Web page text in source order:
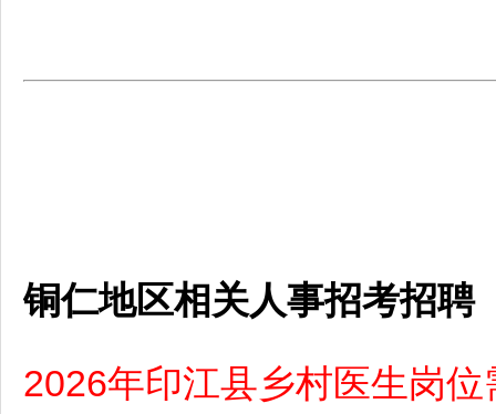
铜仁地区相关人事招考招聘
2026年印江县乡村医生岗